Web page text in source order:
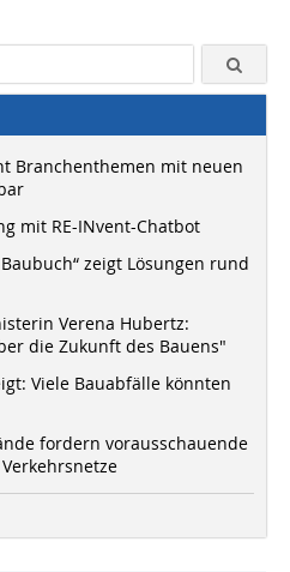
Branchenthemen mit neuen
mit RE-INvent-Chatbot
zeigt Lösungen rund
Verena Hubertz:
die Zukunft des Bauens"
Viele Bauabfälle könnten
fordern vorausschauende